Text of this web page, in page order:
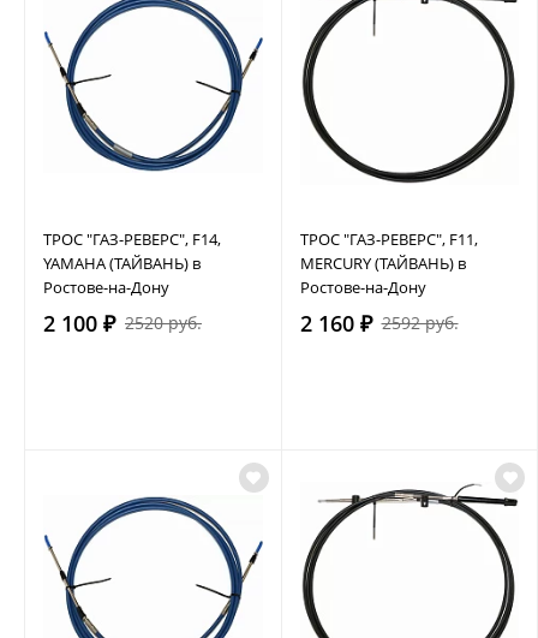
ТРОС "ГАЗ-РЕВЕРС", F14,
YAMAHA (ТАЙВАНЬ) в
Ростове-на-Дону
2 100 ₽ 2520 руб.
ТРОС "ГАЗ-РЕВЕРС", F11,
MERCURY (ТАЙВАНЬ) в
Ростове-на-Дону
2 160 ₽ 2592 руб.